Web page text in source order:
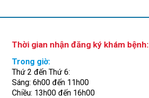
Thời gian nhận đăng ký khám bệnh:
Trong giờ:
Thứ 2 đến Thứ 6:
Sáng: 6h00 đến 11h00
Chiều: 13h00 đến 16h00